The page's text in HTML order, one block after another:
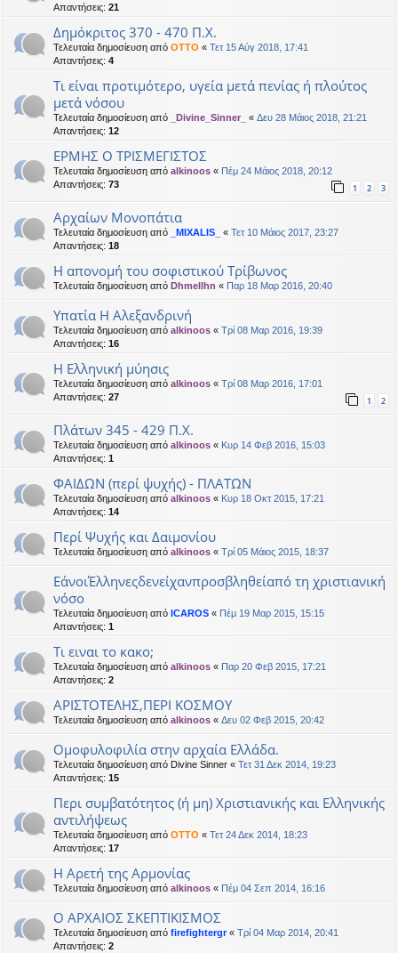
Απαντήσεις: 21
Δημόκριτος 370 - 470 Π.Χ.
Τελευταία δημοσίευση από OTTO « Τετ 15 Αύγ 2018, 17:41
Απαντήσεις: 4
Τι είναι προτιμότερο, υγεία μετά πενίας ή πλούτος
μετά νόσου
Τελευταία δημοσίευση από _Divine_Sinner_ « Δευ 28 Μάιος 2018, 21:21
Απαντήσεις: 12
ΕΡΜΗΣ Ο ΤΡΙΣΜΕΓΙΣΤΟΣ
Τελευταία δημοσίευση από alkinoos « Πέμ 24 Μάιος 2018, 20:12
Απαντήσεις: 73 1 2 3
Αρχαίων Μονοπάτια
Τελευταία δημοσίευση από _MIXALIS_ « Τετ 10 Μάιος 2017, 23:27
Απαντήσεις: 18
Η απονομή του σοφιστικού Τρίβωνος
Τελευταία δημοσίευση από Dhmellhn « Παρ 18 Μαρ 2016, 20:40
Υπατία Η Αλεξανδρινή
Τελευταία δημοσίευση από alkinoos « Τρί 08 Μαρ 2016, 19:39
Απαντήσεις: 16
Η Ελληνική μύησις
Τελευταία δημοσίευση από alkinoos « Τρί 08 Μαρ 2016, 17:01
Απαντήσεις: 27 1 2
Πλάτων 345 - 429 Π.Χ.
Τελευταία δημοσίευση από alkinoos « Κυρ 14 Φεβ 2016, 15:03
Απαντήσεις: 1
ΦΑΙΔΩΝ (περί ψυχής) - ΠΛΑΤΩΝ
Τελευταία δημοσίευση από alkinoos « Κυρ 18 Οκτ 2015, 17:21
Απαντήσεις: 14
Περί Ψυχής και Δαιμονίου
Τελευταία δημοσίευση από alkinoos « Τρί 05 Μάιος 2015, 18:37
ΕάνοιΈλληνεςδενείχανπροσβληθείαπό τη χριστιανική
νόσο
Τελευταία δημοσίευση από ICAROS « Πέμ 19 Μαρ 2015, 15:15
Απαντήσεις: 1
Τι ειναι το κακο;
Τελευταία δημοσίευση από alkinoos « Παρ 20 Φεβ 2015, 17:21
Απαντήσεις: 2
ΑΡΙΣΤΟΤΕΛΗΣ,ΠΕΡΙ ΚΟΣΜΟΥ
Τελευταία δημοσίευση από alkinoos « Δευ 02 Φεβ 2015, 20:42
Ομοφυλοφιλία στην αρχαία Ελλάδα.
Τελευταία δημοσίευση από Divine Sinner « Τετ 31 Δεκ 2014, 19:23
Απαντήσεις: 15
Περι συμβατότητος (ή μη) Χριστιανικής και Ελληνικής
αντιλήψεως
Τελευταία δημοσίευση από OTTO « Τετ 24 Δεκ 2014, 18:23
Απαντήσεις: 17
Η Αρετή της Αρμονίας
Τελευταία δημοσίευση από alkinoos « Πέμ 04 Σεπ 2014, 16:16
Ο ΑΡΧΑΙΟΣ ΣΚΕΠΤΙΚΙΣΜΟΣ
Τελευταία δημοσίευση από firefightergr« Τρί 04 Μαρ 2014, 20:41
Απαντήσεις: 2